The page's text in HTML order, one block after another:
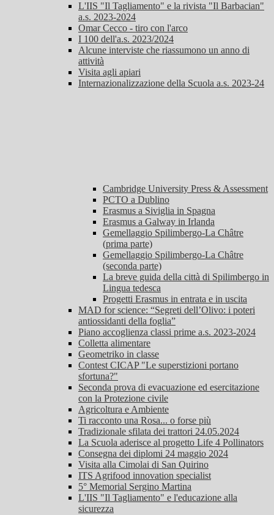
L'IIS "Il Tagliamento" e la rivista "Il Barbacian"
a.s. 2023-2024
Omar Cecco - tiro con l'arco
I 100 dell'a.s. 2023/2024
Alcune interviste che riassumono un anno di
attività
Visita agli apiari
Internazionalizzazione della Scuola a.s. 2023-24
Cambridge University Press & Assessment
PCTO a Dublino
Erasmus a Siviglia in Spagna
Erasmus a Galway in Irlanda
Gemellaggio Spilimbergo-La Châtre
(prima parte)
Gemellaggio Spilimbergo-La Châtre
(seconda parte)
La breve guida della città di Spilimbergo in
Lingua tedesca
Progetti Erasmus in entrata e in uscita
MAD for science: “Segreti dell’Olivo: i poteri
antiossidanti della foglia”
Piano accoglienza classi prime a.s. 2023-2024
Colletta alimentare
Geometriko in classe
Contest CICAP "Le superstizioni portano
sfortuna?"
Seconda prova di evacuazione ed esercitazione
con la Protezione civile
Agricoltura e Ambiente
Ti racconto una Rosa... o forse più
Tradizionale sfilata dei trattori 24.05.2024
La Scuola aderisce al progetto Life 4 Pollinators
Consegna dei diplomi 24 maggio 2024
Visita alla Cimolai di San Quirino
ITS Agrifood innovation specialist
5° Memorial Sergino Martina
L'IIS "Il Tagliamento" e l'educazione alla
sicurezza